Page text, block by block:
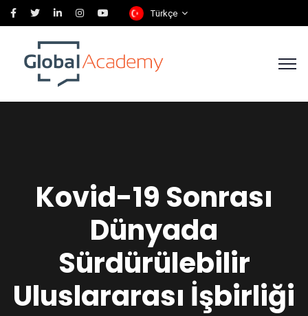
Türkçe
Kovid-19 Sonrası
Dünyada
Sürdürülebilir
Uluslararası İşbirliği